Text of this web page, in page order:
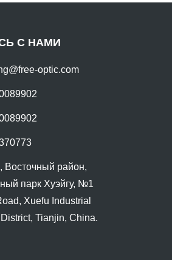
С НАМИ
optic.com
Восточный район,
парк Хуэйгу, №1
Xuefu Industrial
Tianjin, China.